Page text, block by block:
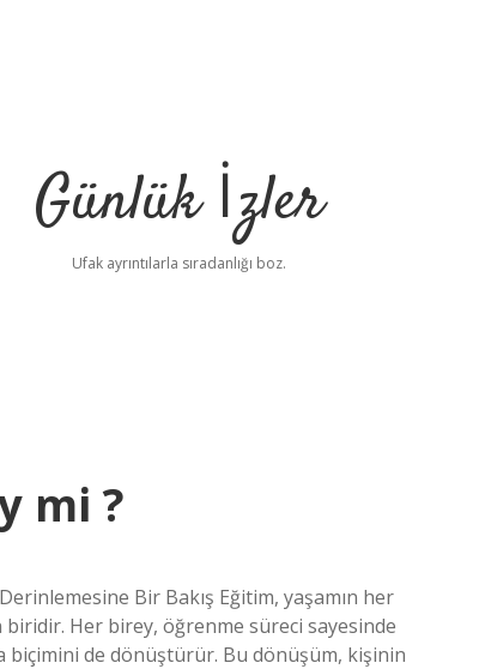
Günlük İzler
Ufak ayrıntılarla sıradanlığı boz.
mi ?
Bir Bakış Eğitim, yaşamın her
Her birey, öğrenme süreci sayesinde
biçimini de dönüştürür. Bu dönüşüm, kişinin